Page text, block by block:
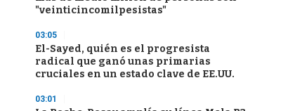
"veinticincomilpesistas"
03:05
El-Sayed, quién es el progresista
radical que ganó unas primarias
cruciales en un estado clave de EE.UU.
03:01